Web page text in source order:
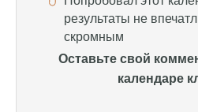
отлично, уловил
Уже второй раз
всегда помогает
Сегодня благодаря
Оставьте свой
календаре